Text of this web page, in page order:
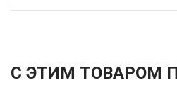
С ЭТИМ ТОВАРОМ